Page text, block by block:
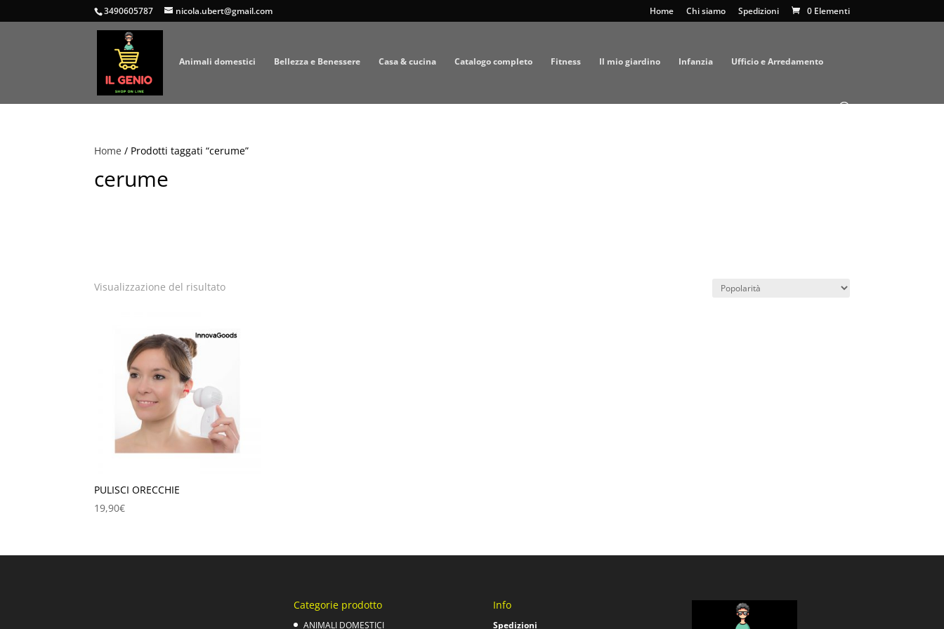
3490605787 nicola.ubert@gmail.com Home Chi siamo Spedizioni 0 Elementi
Animali domestici Bellezza e Benessere Casa & cucina Catalogo completo Fitness Il mio giardino Infanzia Ufficio e Arredamento
Home / Prodotti taggati “cerume”
cerume
Visualizzazione del risultato
PULISCI ORECCHIE
19,90€
Categorie prodotto
ANIMALI DOMESTICI
Info
Spedizioni